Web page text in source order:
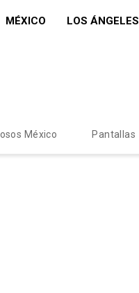
MÉXICO LOS ÁNGELES
México Pantallas